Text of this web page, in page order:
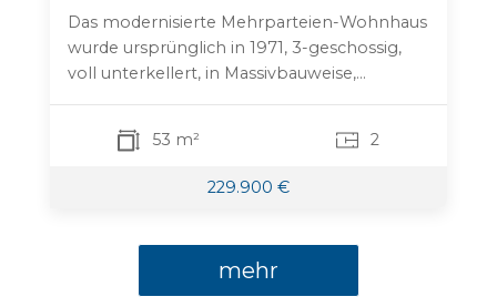
Das modernisierte Mehrparteien-Wohnhaus
wurde ursprünglich in 1971, 3-geschossig,
voll unterkellert, in Massivbauweise,...
53 m² 2
229.900 €
mehr